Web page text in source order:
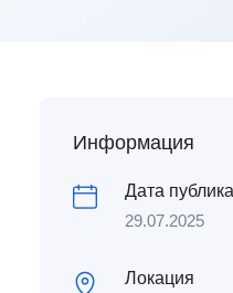
Информация
Дата
29.07.2025
Локация